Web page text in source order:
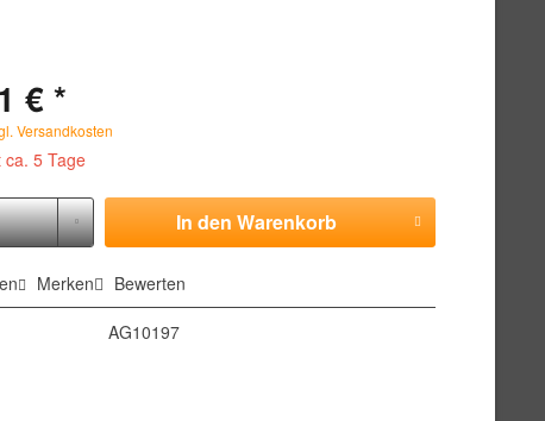
€ *
Versandkosten
ca. 5 Tage
In denWarenkorb
Merken Bewerten
AG10197